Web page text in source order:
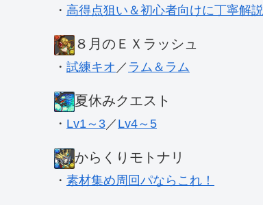
・ 高得点狙い＆初心者向けに丁寧解説
８月のＥＸラッシュ
・ 試練キオ ／ ラム＆ラム
夏休みクエスト
・ Lv1～3 ／ Lv4～5
からくりモトナリ
・ 素材集め周回パならこれ！